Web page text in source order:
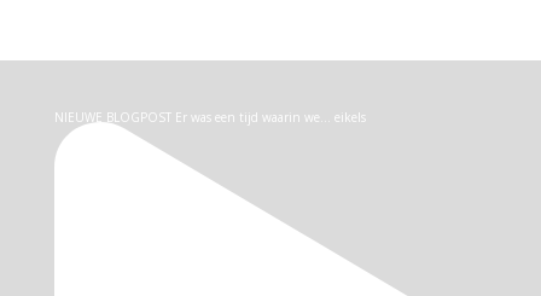
NIEUWE BLOGPOST Er was een tijd waarin we… eikels